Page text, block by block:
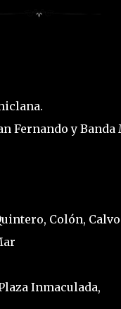
Fernando y
Colón,
Inmaculada,